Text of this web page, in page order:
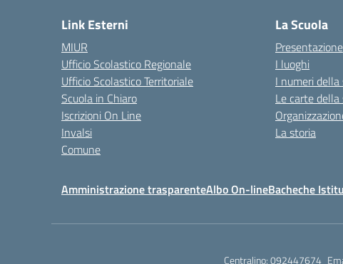
Link Esterni
MIUR
Ufficio Scolastico Regionale
Ufficio Scolastico Territoriale
Scuola in Chiaro
Iscrizioni On Line
Invalsi
Comune
La Scuola
Presentazione
I luoghi
I numeri della
Le carte della
La storia
Amministrazione trasparenteAlbo On-lineBacheche
Centralino:092447674